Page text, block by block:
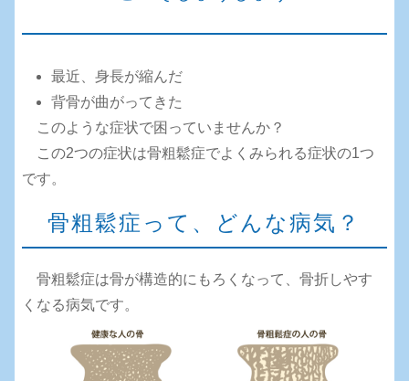
最近、身長が縮んだ
背骨が曲がってきた
このような症状で困っていませんか？
この2つの症状は骨粗鬆症でよくみられる症状の1つ
です。
骨粗鬆症って、どんな病気？
骨粗鬆症は骨が構造的にもろくなって、骨折しやす
くなる病気です。